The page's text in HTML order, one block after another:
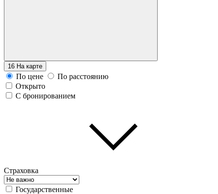
16 На карте
По цене
По расстоянию
Открыто
С бронированием
Страховка
Государственные